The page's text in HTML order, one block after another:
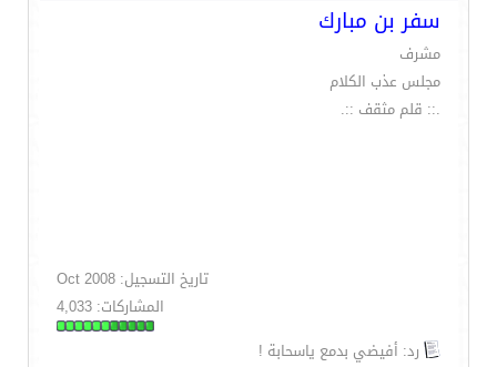
سفر بن مبارك
مشرف
مجلس عذب الكلام
.:: قلم مثقف ::.
تاريخ التسجيل: Oct 2008
المشاركات: 4,033
رد: أفيضي بدمع ياسحابة !